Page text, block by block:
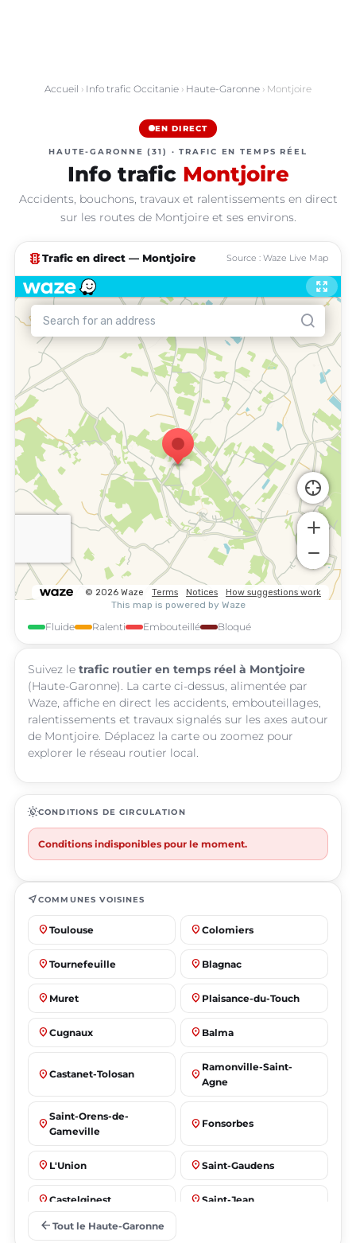
Accueil › Info trafic Occitanie › Haute-Garonne › Montjoire
EN DIRECT
HAUTE-GARONNE (31) · TRAFIC EN TEMPS RÉEL
Info trafic Montjoire
Accidents, bouchons, travaux et ralentissements en direct
sur les routes de Montjoire et ses environs.
traffic Trafic en direct — Montjoire Source : Waze Live Map
Fluide Ralenti Embouteillé Bloqué
Suivez le trafic routier en temps réel à Montjoire
(Haute-Garonne). La carte ci-dessus, alimentée par
Waze, affiche en direct les accidents, embouteillages,
ralentissements et travaux signalés sur les axes autour
de Montjoire. Déplacez la carte ou zoomez pour
explorer le réseau routier local.
routineCONDITIONS DE CIRCULATION
Conditions indisponibles pour le moment.
near_meCOMMUNES VOISINES
place Toulouse place Colomiers
place Tournefeuille place Blagnac
place Muret place Plaisance-du-Touch
place Cugnaux place Balma
place Castanet-Tolosan place
Ramonville-Saint-
Agne
place
Saint-Orens-de-
Gameville
place Fonsorbes
place L'Union place Saint-Gaudens
place Castelginest place Saint-Jean
place Villeneuve-Tolosane
arrow_back Tout le Haute-Garonne